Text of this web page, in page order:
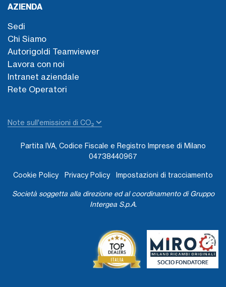
AZIENDA
Sedi
Chi Siamo
Autorigoldi Teamviewer
Lavora con noi
Intranet aziendale
Rete Operatori
Note sull'emissioni di CO₂
Partita IVA, Codice Fiscale e Registro Imprese di Milano
04738440967
Cookie Policy Privacy Policy Impostazioni di tracciamento
Società soggetta alla direzione ed al coordinamento di Gruppo
Intergea S.p.A.